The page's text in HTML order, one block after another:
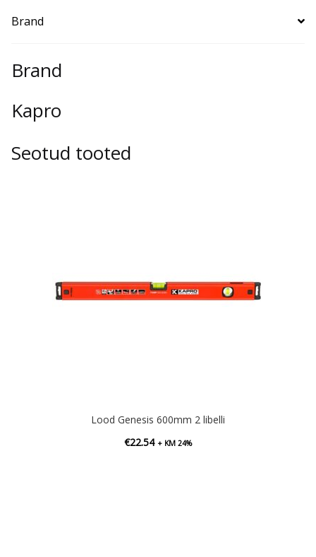
Brand
Brand
Kapro
Seotud tooted
Lood Genesis 600mm 2 libelli
€22.54 + KM 24%